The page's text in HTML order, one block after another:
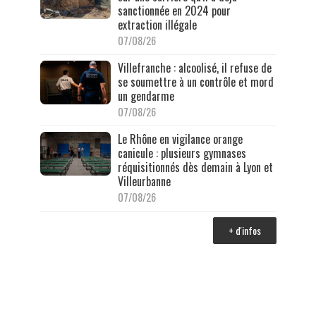
sanctionnée en 2024 pour
extraction illégale
07/08/26
Villefranche : alcoolisé, il refuse de
se soumettre à un contrôle et mord
un gendarme
07/08/26
Le Rhône en vigilance orange
canicule : plusieurs gymnases
réquisitionnés dès demain à Lyon et
Villeurbanne
07/08/26
+ d'infos